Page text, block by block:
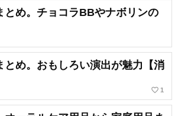
とめ。チョコラBBやナボリンの
とめ。おもしろい演出が魅力【消
favorite_border 1